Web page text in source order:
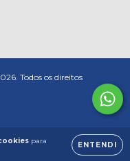
para
ENTENDI
Todos os direitos